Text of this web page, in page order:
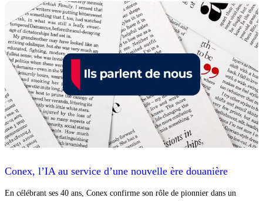
Conex, l’IA au service d’une nouvelle ère douanière
En célébrant ses 40 ans, Conex confirme son rôle de pionnier dans un